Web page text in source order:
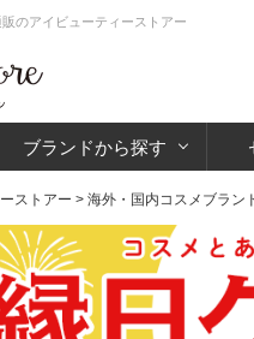
のアイビューティーストアー
ブランドから探す
ストアー > 海外・国内コスメブラン